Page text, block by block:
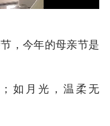
，今年的母亲节是
如月光，温柔无